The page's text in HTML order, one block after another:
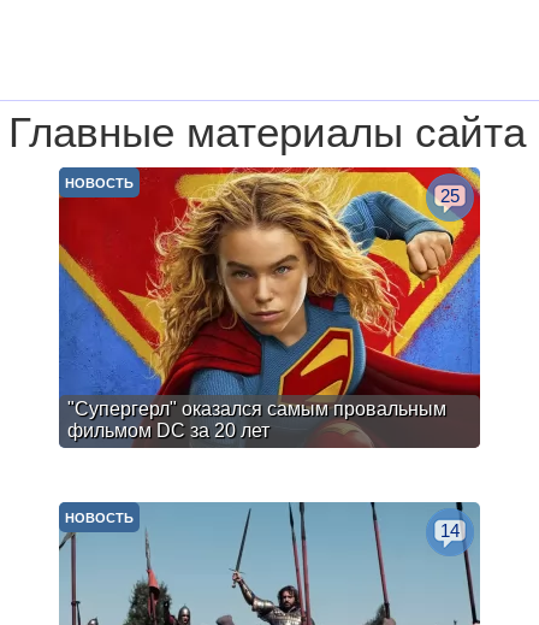
Главные материалы сайта
"Супергерл" оказался самым провальным
фильмом DC за 20 лет
НОВОСТЬ
25
НОВОСТЬ
14